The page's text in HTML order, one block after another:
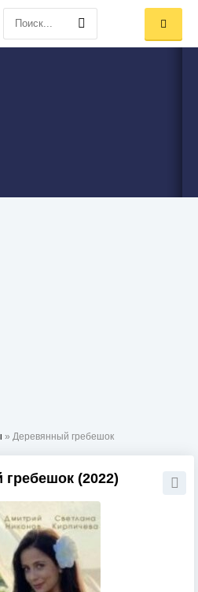
» Деревянный гребешок
(2022)